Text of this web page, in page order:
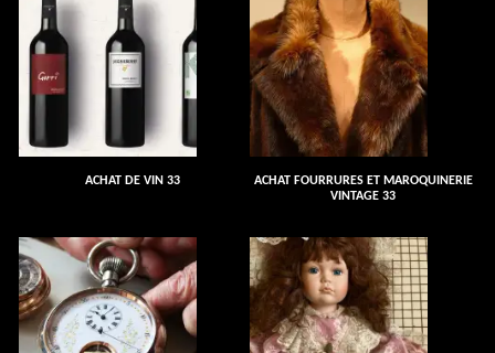
ACHAT DE VIN 33
ACHAT FOURRURES ET MAROQUINERIE
VINTAGE 33